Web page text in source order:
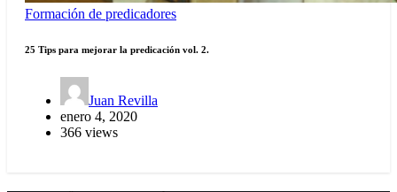
Formación de predicadores
25 Tips para mejorar la predicación vol. 2.
Juan Revilla
enero 4, 2020
366 views